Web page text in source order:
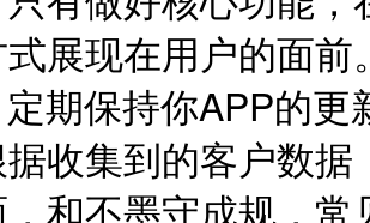
展现在用户的面前
保持你APP的更
收集到的客户数
和不墨守成规，